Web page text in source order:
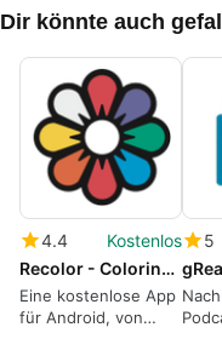
Dir könnte auch
4.4
Kostenlos
Recolor - Coloring Book
Eine kostenlose App
für Android, von
5